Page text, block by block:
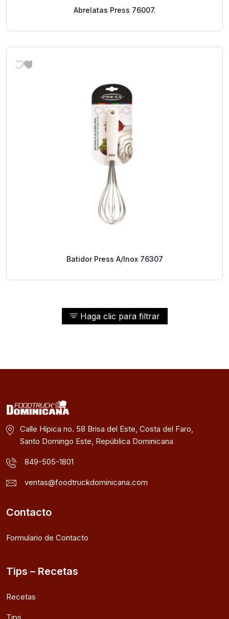
Haga clic para filtrar
Abrelatas Press 76007.
Batidor Press A/Inox 76307
Calle Hípica no. 58 Brisa del Este, Costa del Faro,
Santo Domingo Este, República Dominicana
849-505-1801
ventas@foodtruckdominicana.com
Contacto
Formulario de Contacto
Tips – Recetas
Recetas
Tips